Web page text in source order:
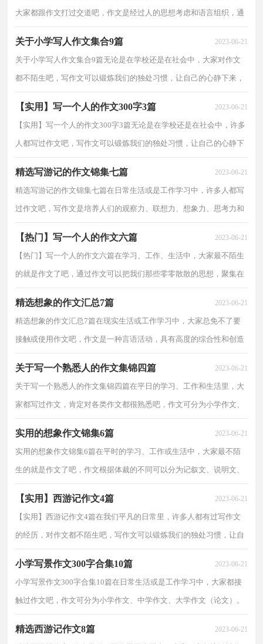
大家都跟作文打过交道吧，作文是经过人的思想考虑和语言组织，通
关于小学写人作文集合9篇 2023-06-21
关于小学写人作文集合9篇无论是在学校还是在社会中，大家对作文
都不陌生吧，写作文可以锻炼我们的独处习惯，让自己的心静下来，
【实用】写一个人的作文300字3篇 2023-06-21
【实用】写一个人的作文300字3篇无论是在学校还是在社会中，许多
人都写过作文吧，写作文可以锻炼我们的独处习惯，让自己的心静下
精选写游记的作文锦集七篇 2023-06-21
精选写游记的作文锦集七篇在日常生活或是工作学习中，许多人都写
过作文吧，写作文是培养人们的观察力、联想力、想象力、思考力和
【热门】写一个人的作文六篇 2023-06-21
【热门】写一个人的作文六篇在学习、工作、生活中，大家最不陌生
的就是作文了吧，通过作文可以把我们那些零零散散的思想，聚集在
精选想象的作文汇总7篇 2023-06-21
精选想象的作文汇总7篇在现实生活或工作学习中，大家总免不了要
接触或使用作文吧，作文是一种言语活动，具有高度的综合性和创造
关于写一个熟悉人的作文集锦四篇 2023-06-21
关于写一个熟悉人的作文集锦四篇在平日的学习、工作和生活里，大
家都写过作文，肯定对各类作文都很熟悉吧，作文可分为小学作文、
实用的想象作文锦集6篇 2023-06-21
实用的想象作文锦集6篇在平时的学习、工作或生活中，大家最不陌
生的就是作文了吧，作文根据体裁的不同可以分为记叙文、说明文、
【实用】西游记作文4篇 2023-06-21
【实用】西游记作文4篇在我们平凡的日常里，许多人都有过写作文
的经历，对作文都不陌生吧，写作文可以锻炼我们的独处习惯，让自
小学写景作文300字合集10篇 2023-06-21
小学写景作文300字合集10篇在日常生活或是工作学习中，大家都接
触过作文吧，作文可分为小学作文、中学作文、大学作文（论文）。
精选西游记作文8篇 2023-06-21